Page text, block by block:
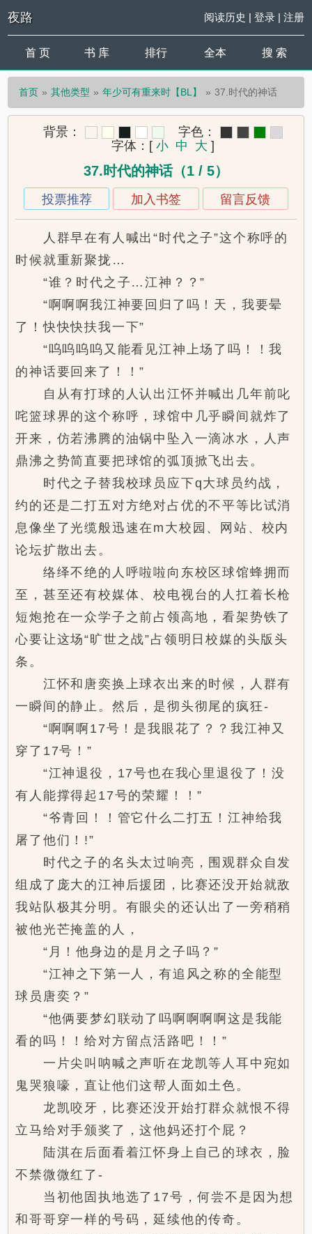
夜路 阅读历史 | 登录| 注册
首 页 书 库 排行 全本 搜 索
首页 其他类型 年少可有重来时【BL】 37.时代的神话
背景：
字色：
字体： [ 小 中 大 ]
37.时代的神话（1 / 5）
投票推荐 加入书签 留言反馈
人群早在有人喊出“时代之子”这个称呼的
时候就重新聚拢…
“谁？时代之子…江神？？”
“啊啊啊我江神要回归了吗！天，我要晕
了！快快快扶我一下”
“呜呜呜呜又能看见江神上场了吗！！我
的神话要回来了！！”
自从有打球的人认出江怀并喊出几年前叱
咤篮球界的这个称呼，球馆中几乎瞬间就炸了
开来，仿若沸腾的油锅中坠入一滴冰水，人声
鼎沸之势简直要把球馆的弧顶掀飞出去。
时代之子替我校球员应下q大球员约战，
约的还是二打五对方绝对占优的不平等比试消
息像坐了光缆般迅速在m大校园、网站、校内
论坛扩散出去。
络绎不绝的人呼啦啦向东校区球馆蜂拥而
至，甚至还有校媒体、校电视台的人扛着长枪
短炮抢在一众学子之前占领高地，看架势铁了
心要让这场“旷世之战”占领明日校媒的头版头
条。
江怀和唐奕换上球衣出来的时候，人群有
一瞬间的静止。然后，是彻头彻尾的疯狂-
“啊啊啊17号！是我眼花了？？我江神又
穿了17号！”
“江神退役，17号也在我心里退役了！没
有人能撑得起17号的荣耀！！”
“爷青回！！管它什么二打五！江神给我
屠了他们！!”
时代之子的名头太过响亮，围观群众自发
组成了庞大的江神后援团，比赛还没开始就敌
我站队极其分明。有眼尖的还认出了一旁稍稍
被他光芒掩盖的人，
“月！他身边的是月之子吗？”
“江神之下第一人，有追风之称的全能型
球员唐奕？”
“他俩要梦幻联动了吗啊啊啊啊这是我能
看的吗！！给对方留点活路吧！！”
一片尖叫呐喊之声听在龙凯等人耳中宛如
鬼哭狼嚎，直让他们这帮人面如土色。
龙凯咬牙，比赛还没开始打群众就恨不得
立马给对手颁奖了，这他妈还打个屁？
陆淇在后面看着江怀身上自己的球衣，脸
不禁微微红了-
当初他固执地选了17号，何尝不是因为想
和哥哥穿一样的号码，延续他的传奇。